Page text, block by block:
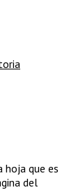
que es
del